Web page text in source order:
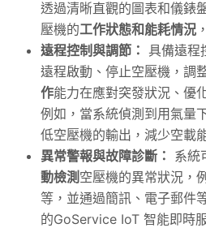
透過清晰直觀的圖表和儀錶
壓機的工作狀態和能耗情況
遠程控制與調節： 具備遠程
遠程啟動、停止空壓機，調
作能力在應對突發狀況、優
例如，當系統偵測到用氣量
低空壓機的輸出，減少空載
異常警報與故障診斷： 系統
動檢測 空壓機的異常狀況，
等，並通過簡訊、電子郵件
的GoService IoT 智能即時